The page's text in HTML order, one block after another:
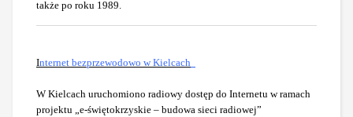
także po roku 1989.
Internet bezprzewodowo w Kielcach
W Kielcach uruchomiono radiowy dostęp do Internetu w ramach
projektu „e-świętokrzyskie – budowa sieci radiowej”